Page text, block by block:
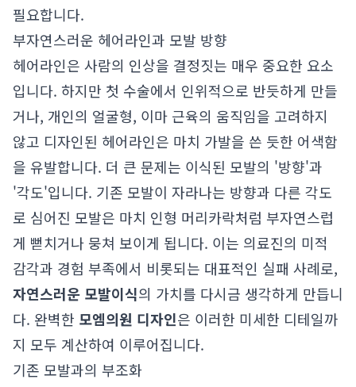
필요합니다.
부자연스러운 헤어라인과 모발 방향
헤어라인은 사람의 인상을 결정짓는 매우 중요한 요소
입니다. 하지만 첫 수술에서 인위적으로 반듯하게 만들
거나, 개인의 얼굴형, 이마 근육의 움직임을 고려하지
않고 디자인된 헤어라인은 마치 가발을 쓴 듯한 어색함
을 유발합니다. 더 큰 문제는 이식된 모발의 '방향'과
'각도'입니다. 기존 모발이 자라나는 방향과 다른 각도
로 심어진 모발은 마치 인형 머리카락처럼 부자연스럽
게 뻗치거나 뭉쳐 보이게 됩니다. 이는 의료진의 미적
감각과 경험 부족에서 비롯되는 대표적인 실패 사례로,
자연스러운 모발이식의 가치를 다시금 생각하게 만듭니
다. 완벽한 모엠의원 디자인은 이러한 미세한 디테일까
지 모두 계산하여 이루어집니다.
기존 모발과의 부조화